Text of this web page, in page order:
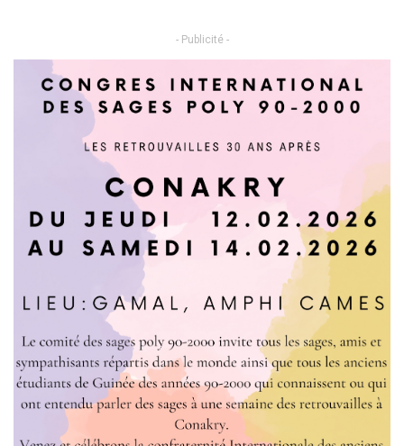
- Publicité -